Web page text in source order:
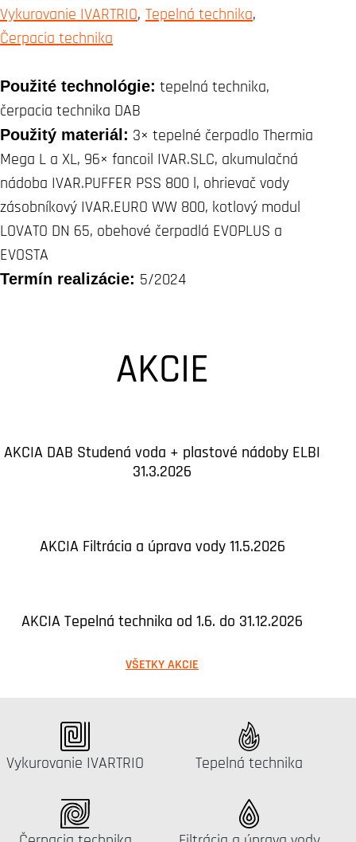
Vykurovanie IVARTRIO Tepelná technika
Čerpacia technika
Použité technológie: tepelná technika,
čerpacia technika DAB
Použitý materiál: 3× tepelné čerpadlo Thermia
Mega L a XL, 96× fancoil IVAR.SLC, akumulačná
nádoba IVAR.PUFFER PSS 800 l, ohrievač vody
zásobníkový IVAR.EURO WW 800, kotlový modul
LOVATO DN 65, obehové čerpadlá EVOPLUS a
EVOSTA
Termín realizácie: 5/2024
AKCIE
AKCIA DAB Studená voda + plastové nádoby ELBI
31.3.2026
AKCIA Filtrácia a úprava vody 11.5.2026
AKCIA Tepelná technika od 1.6. do 31.12.2026
VŠETKY AKCIE
Katalógus:
Vykurovanie IVARTRIO Katalógus:
Tepelná technika